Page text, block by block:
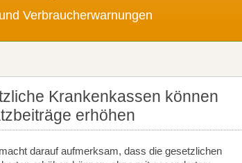
Verbraucherwarnungen
Krankenkassen können
erhöhen
darauf aufmerksam, dass die gesetzlichen